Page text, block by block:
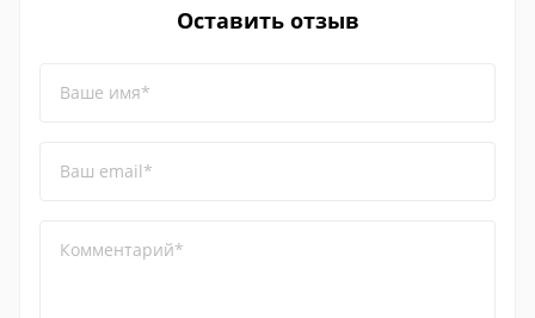
Оставить отзыв
Ваше имя*
Ваш email*
Комментарий*